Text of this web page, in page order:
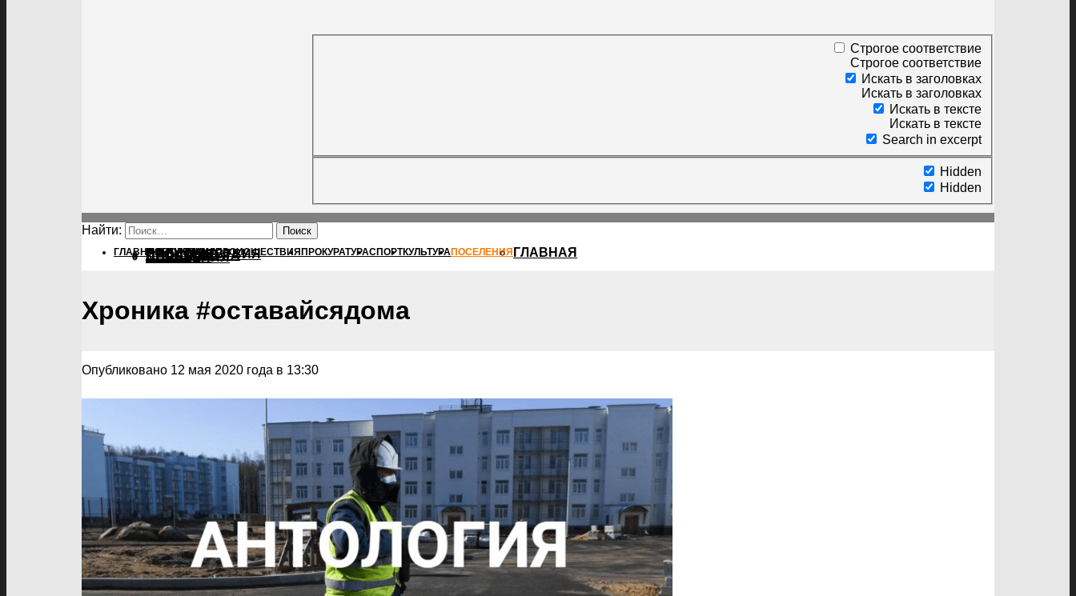
Строгое соответствие
Строгое соответствие
Искать в заголовках
Искать в заголовках
Искать в тексте
Искать в тексте
Search in excerpt
Hidden
Hidden
Найти:
ГЛАВНАЯПОЛИТИКАПРОИСШЕСТВИЯ ПРОКУРАТУРАСПОРТКУЛЬТУРАПОСЕЛЕНИЯ ГЛАВНАЯ
ПОЛИТИКА
ПРОИСШЕСТВИЯ
ПРОКУРАТУРА
СПОРТ
КУЛЬТУРА
ПОСЕЛЕНИЯ
Хроника #оставайсядома
Опубликовано 12 мая 2020 года в 13:30